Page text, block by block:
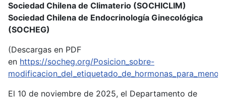
Sociedad Chilena de Climaterio (SOCHICLIM)
Sociedad Chilena de Endocrinología Ginecológica
(SOCHEG)
(Descargas en PDF
en https://socheg.org/Posicion_sobre-
El 10 de noviembre de 2025, el Departamento de